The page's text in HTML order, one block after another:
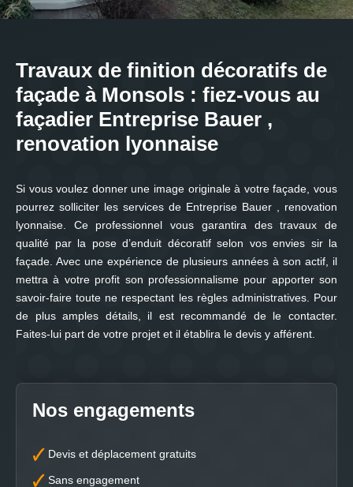
Travaux de finition décoratifs de
façade à Monsols : fiez-vous au
façadier Entreprise Bauer ,
renovation lyonnaise
Si vous voulez donner une image originale à votre façade, vous
pourrez solliciter les services de Entreprise Bauer , renovation
lyonnaise. Ce professionnel vous garantira des travaux de
qualité par la pose d’enduit décoratif selon vos envies sir la
façade. Avec une expérience de plusieurs années à son actif, il
mettra à votre profit son professionnalisme pour apporter son
savoir-faire toute ne respectant les règles administratives. Pour
de plus amples détails, il est recommandé de le contacter.
Faites-lui part de votre projet et il établira le devis y afférent.
Nos engagements
Devis et déplacement gratuits
Sans engagement